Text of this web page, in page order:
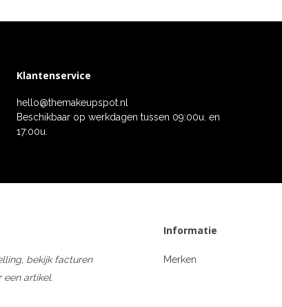
Klantenservice
hello@themakeupspot.nl
Beschikbaar op werkdagen tussen 09:00u. en
17:00u.
bekijk facturen
een artikel.
Informatie
Merken